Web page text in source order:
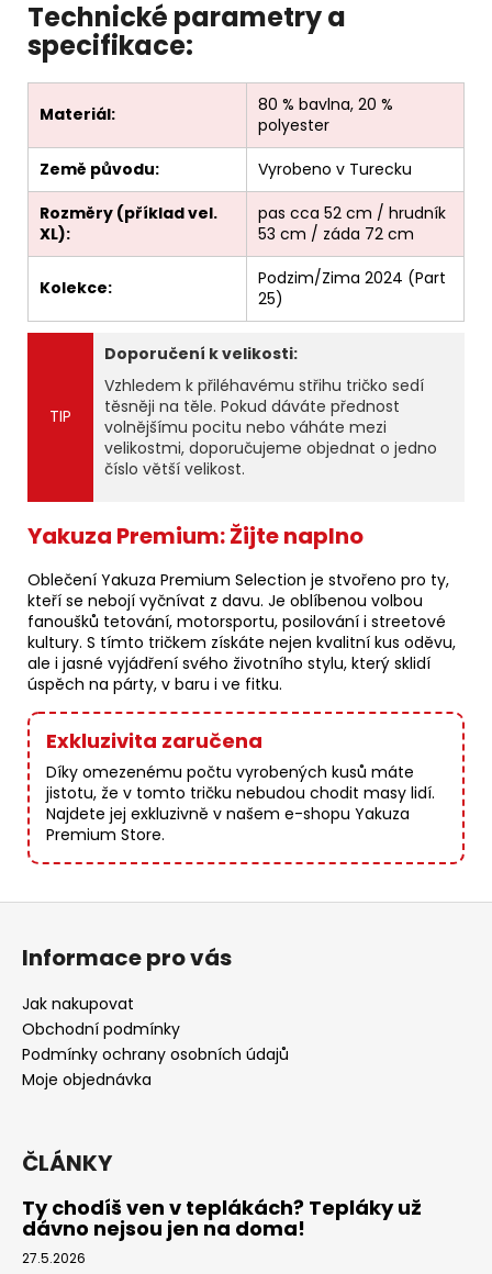
Technické parametry a
specifikace:
Materiál:
80 % bavlna, 20 %
polyester
Země původu:
Vyrobeno v Turecku
Rozměry (příklad vel.
XL):
pas cca 52 cm / hrudník
53 cm / záda 72 cm
Kolekce:
Podzim/Zima 2024 (Part
25)
TIP
Doporučení k velikosti:
Vzhledem k přiléhavému střihu tričko sedí
těsněji na těle. Pokud dáváte přednost
volnějšímu pocitu nebo váháte mezi
velikostmi, doporučujeme objednat o jedno
číslo větší velikost.
Yakuza Premium: Žijte naplno
Oblečení Yakuza Premium Selection je stvořeno pro ty,
kteří se nebojí vyčnívat z davu. Je oblíbenou volbou
fanoušků tetování, motorsportu, posilování i streetové
kultury. S tímto tričkem získáte nejen kvalitní kus oděvu,
ale i jasné vyjádření svého životního stylu, který sklidí
úspěch na párty, v baru i ve fitku.
Exkluzivita zaručena
Díky omezenému počtu vyrobených kusů máte
jistotu, že v tomto tričku nebudou chodit masy lidí.
Najdete jej exkluzivně v našem e-shopu Yakuza
Premium Store.
Informace pro vás
Jak nakupovat
Obchodní podmínky
Podmínky ochrany osobních údajů
Moje objednávka
ČLÁNKY
Ty chodíš ven v teplákách? Tepláky už
dávno nejsou jen na doma!
27.5.2026